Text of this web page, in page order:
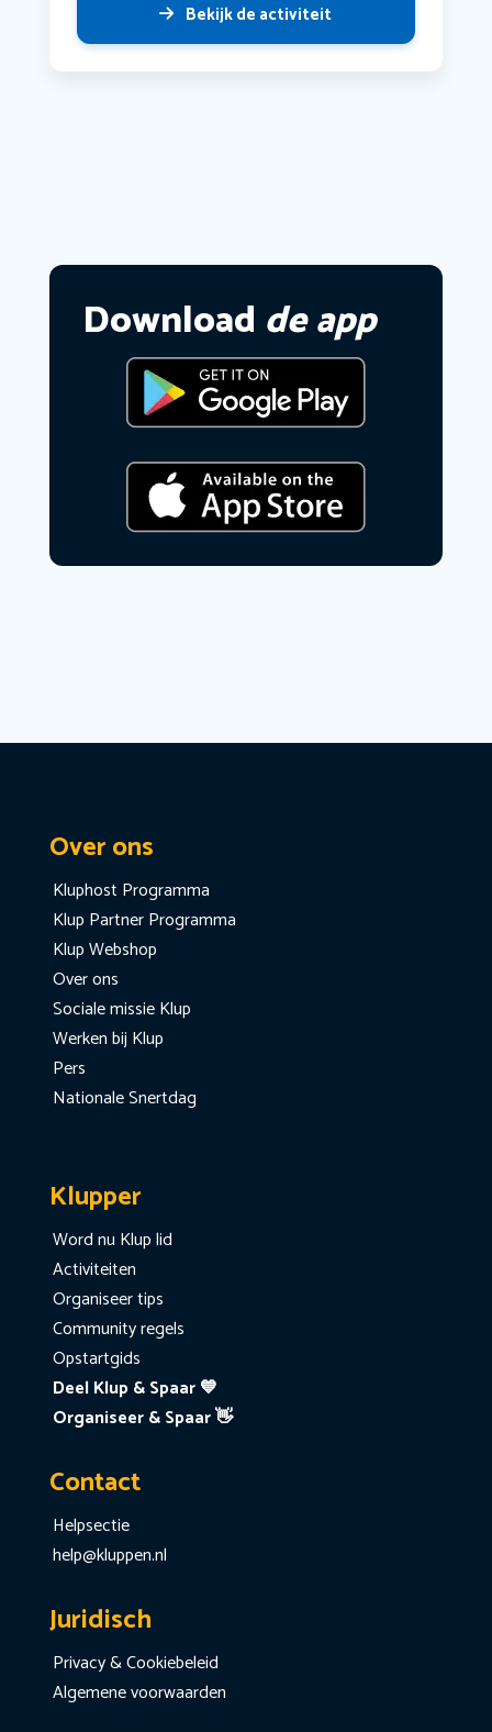
Bekijk de activiteit
Download de app
Over ons
Kluphost Programma
Klup Partner Programma
Klup Webshop
Over ons
Sociale missie Klup
Werken bij Klup
Pers
Nationale Snertdag
Klupper
Word nu Klup lid
Activiteiten
Organiseer tips
Community regels
Opstartgids
Deel Klup & Spaar 💙
Organiseer & Spaar 👋
Contact
Helpsectie
help@kluppen.nl
Juridisch
Privacy & Cookiebeleid
Algemene voorwaarden